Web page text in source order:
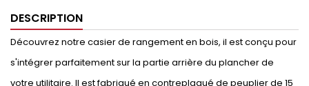
DESCRIPTION
Découvrez notre casier de rangement en bois, il est conçu pour
s'intégrer parfaitement sur la partie arrière du plancher de
votre utilitaire. Il est fabriqué en contreplaqué de peuplier de 15